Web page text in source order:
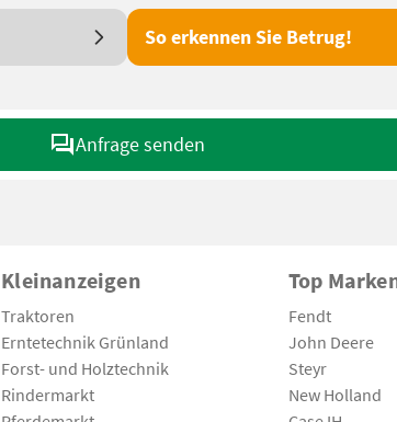
So erkennen Sie Betrug!
Anfrage senden
Kleinanzeigen
Traktoren
Erntetechnik Grünland
Forst- und Holztechnik
Rindermarkt
Top
Fendt
John Deere
Steyr
New Holland